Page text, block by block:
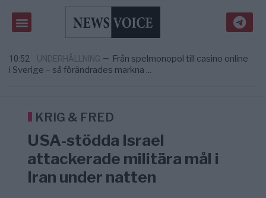
5/8 KRIG & FRED
massbegravningarna någonsin
KRIG & FRED
Richard D. Wolff: Därför provocerar
10:52 UNDERHÅLLNING — Från spelmonopol till casino online
i Sverige – så förändrades markna ...
avgöra all utrikespolitik
massbegravningarna någonsin
KRIG & FRED —
Richard D. Wolff: Därför provocerar
Europas ledare fram ett krig med Rys ...
KRIG & FRED
USA-stödda Israel
attackerade militära mål i
Iran under natten